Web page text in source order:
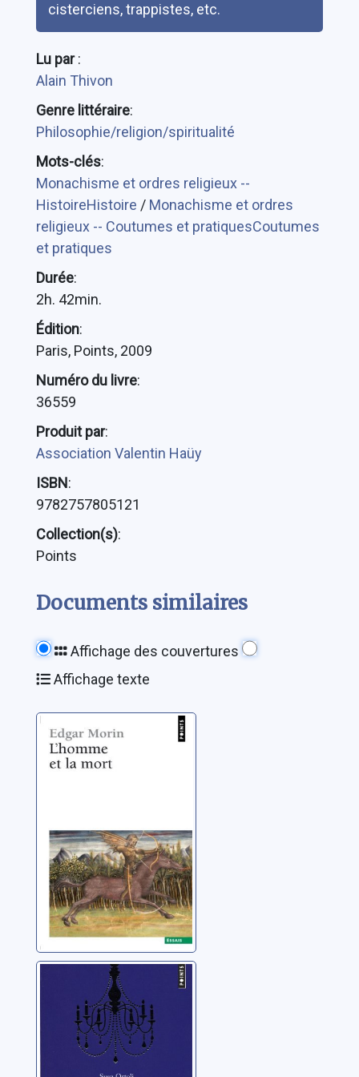
cisterciens, trappistes, etc.
Lu par:
Alain Thivon
Genre littéraire:
Philosophie/religion/spiritualité
Mots-clés:
Monachisme et ordres religieux --
HistoireHistoire / Monachisme et ordres
religieux -- Coutumes et pratiquesCoutumes
et pratiques
Durée:
2h. 42min.
Édition:
Paris, Points, 2009
Numéro du livre:
36559
Produit par:
Association Valentin Haüy
ISBN:
9782757805121
Collection(s):
Points
Documents similaires
Affichage des couvertures
Affichage texte
L'homme et la
mort
Manuel de survie
dans les dîners
en ville
Ortoli, Sven